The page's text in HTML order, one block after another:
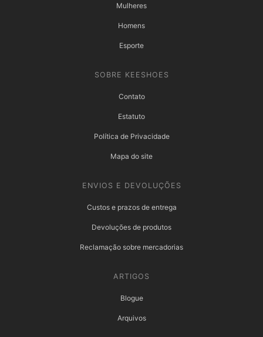
Mulheres
Homens
Esporte
SOBRE KEESHOES
Contato
Estatuto
Política de Privacidade
Mapa do site
ENVIOS E DEVOLUÇÕES
Custos e prazos de entrega
Devoluções de produtos
Reclamação sobre mercadorias
ARTIGOS
Blogue
Arquivos